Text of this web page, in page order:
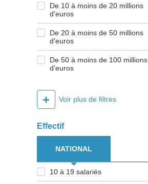
De 10 à moins de 20 millions
d'euros
De 20 à moins de 50 millions
d'euros
De 50 à moins de 100 millions
d'euros
+ Voir plus de filtres
Effectif
NATIONAL
10 à 19 salariés